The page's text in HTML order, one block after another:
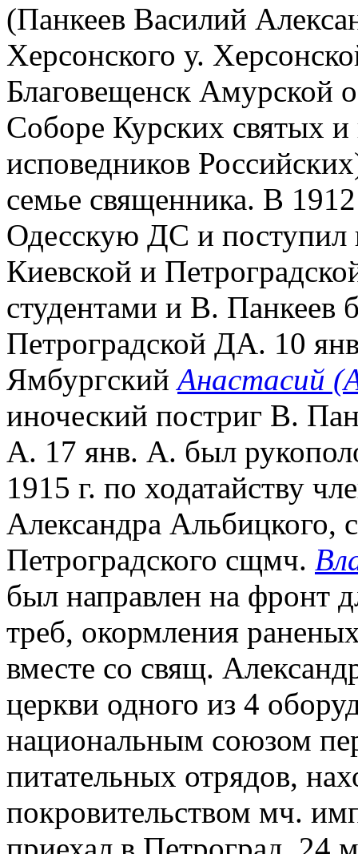
(Панкеев Василий
Херсонского у.
Благовещенск Амурской
Соборе Курских святых
исповедников
семье священника. В
Одесскую ДС и
Киевской и
студентами и В. Панкеев
Петроградской ДА. 10
ЯмбургскийАнастасий
иноческий постриг В.
А. 17 янв. А. был
1915 г. по ходатайству
Александра Альбицкого,
Петроградского сщмч.
был направлен на фронт
треб, окормления
вместе со свящ.
церкви одного из 4
национальным союзом
питательных отрядов,
покровительством мч.